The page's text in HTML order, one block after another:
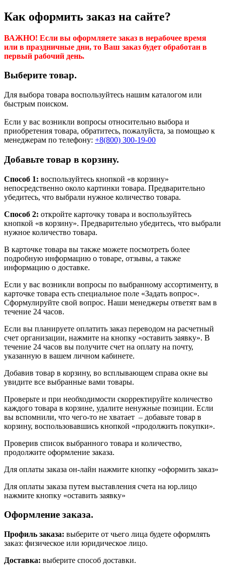
Как оформить заказ на сайте?
ВАЖНО! Если вы оформляете заказ в нерабочее время
или в праздничные дни, то Ваш заказ будет обработан в
первый рабочий день.
Выберите товар.
Для выбора товара воспользуйтесь нашим каталогом или
быстрым поиском.
Если у вас возникли вопросы относительно выбора и
приобретения товара, обратитесь, пожалуйста, за помощью к
менеджерам по телефону: +8(800) 300-19-00
Добавьте товар в корзину.
Способ 1: воспользуйтесь кнопкой «в корзину»
непосредственно около картинки товара. Предварительно
убедитесь, что выбрали нужное количество товара.
Способ 2: откройте карточку товара и воспользуйтесь
кнопкой «в корзину». Предварительно убедитесь, что выбрали
нужное количество товара.
В карточке товара вы также можете посмотреть более
подробную информацию о товаре, отзывы, а также
информацию о доставке.
Если у вас возникли вопросы по выбранному ассортименту, в
карточке товара есть специальное поле «Задать вопрос».
Сформулируйте свой вопрос. Наши менеджеры ответят вам в
течение 24 часов.
Если вы планируете оплатить заказ переводом на расчетный
счет организации, нажмите на кнопку «оставить заявку». В
течение 24 часов вы получите счет на оплату на почту,
указанную в вашем личном кабинете.
Добавив товар в корзину, во всплывающем справа окне вы
увидите все выбранные вами товары.
Проверьте и при необходимости скорректируйте количество
каждого товара в корзине, удалите ненужные позиции. Если
вы вспомнили, что чего-то не хватает – добавьте товар в
корзину, воспользовавшись кнопкой «продолжить покупки».
Проверив список выбранного товара и количество,
продолжите оформление заказа.
Для оплаты заказа он-лайн нажмите кнопку «оформить заказ»
Для оплаты заказа путем выставления счета на юр.лицо
нажмите кнопку «оставить заявку»
Оформление заказа.
Профиль заказа: выберите от чьего лица будете оформлять
заказ: физическое или юридическое лицо.
Доставка: выберите способ доставки.